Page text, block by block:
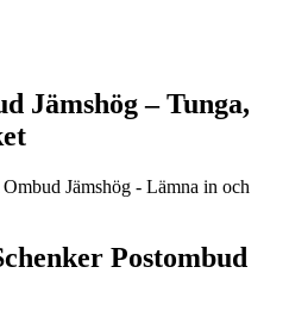
Jämshög – Tunga,
Postombud